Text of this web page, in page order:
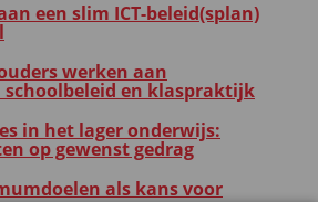
een slim ICT-beleid(splan)
werken aan
schoolbeleid en klaspraktijk
in het lager onderwijs:
op gewenst gedrag
als kans voor